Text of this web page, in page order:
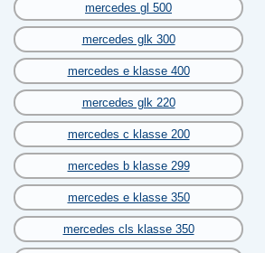
mercedes gl 500
mercedes glk 300
mercedes e klasse 400
mercedes glk 220
mercedes c klasse 200
mercedes b klasse 299
mercedes e klasse 350
mercedes cls klasse 350